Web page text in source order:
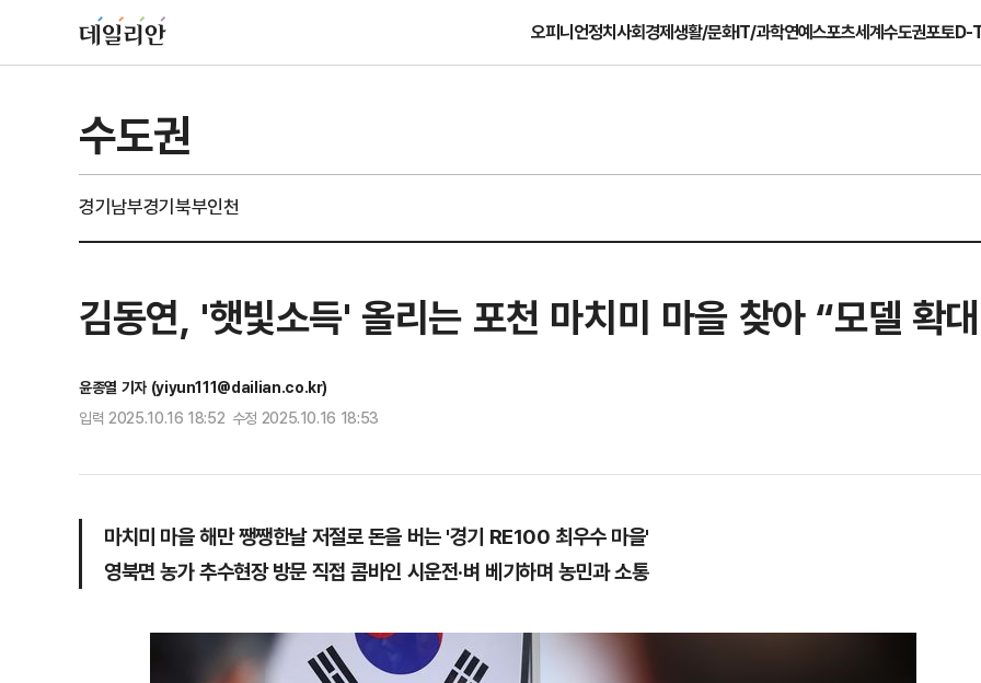
오피니언정치사회경제생활/문화IT/과학연예스포츠세계수도권포토D-
수도권
경기남부경기북부인천
김동연, '햇빛소득' 올리는 포천 마치미 마을 찾아 “모델 확
윤종열 기자 (yiyun111@dailian.co.kr)
입력 2025.10.16 18:52 수정 2025.10.16 18:53
마치미 마을 해만 쨍쨍한날 저절로 돈을 버는 '경기 RE100 최우수 마을'
영북면 농가 추수현장 방문 직접 콤바인 시운전·벼 베기하며 농민과 소통